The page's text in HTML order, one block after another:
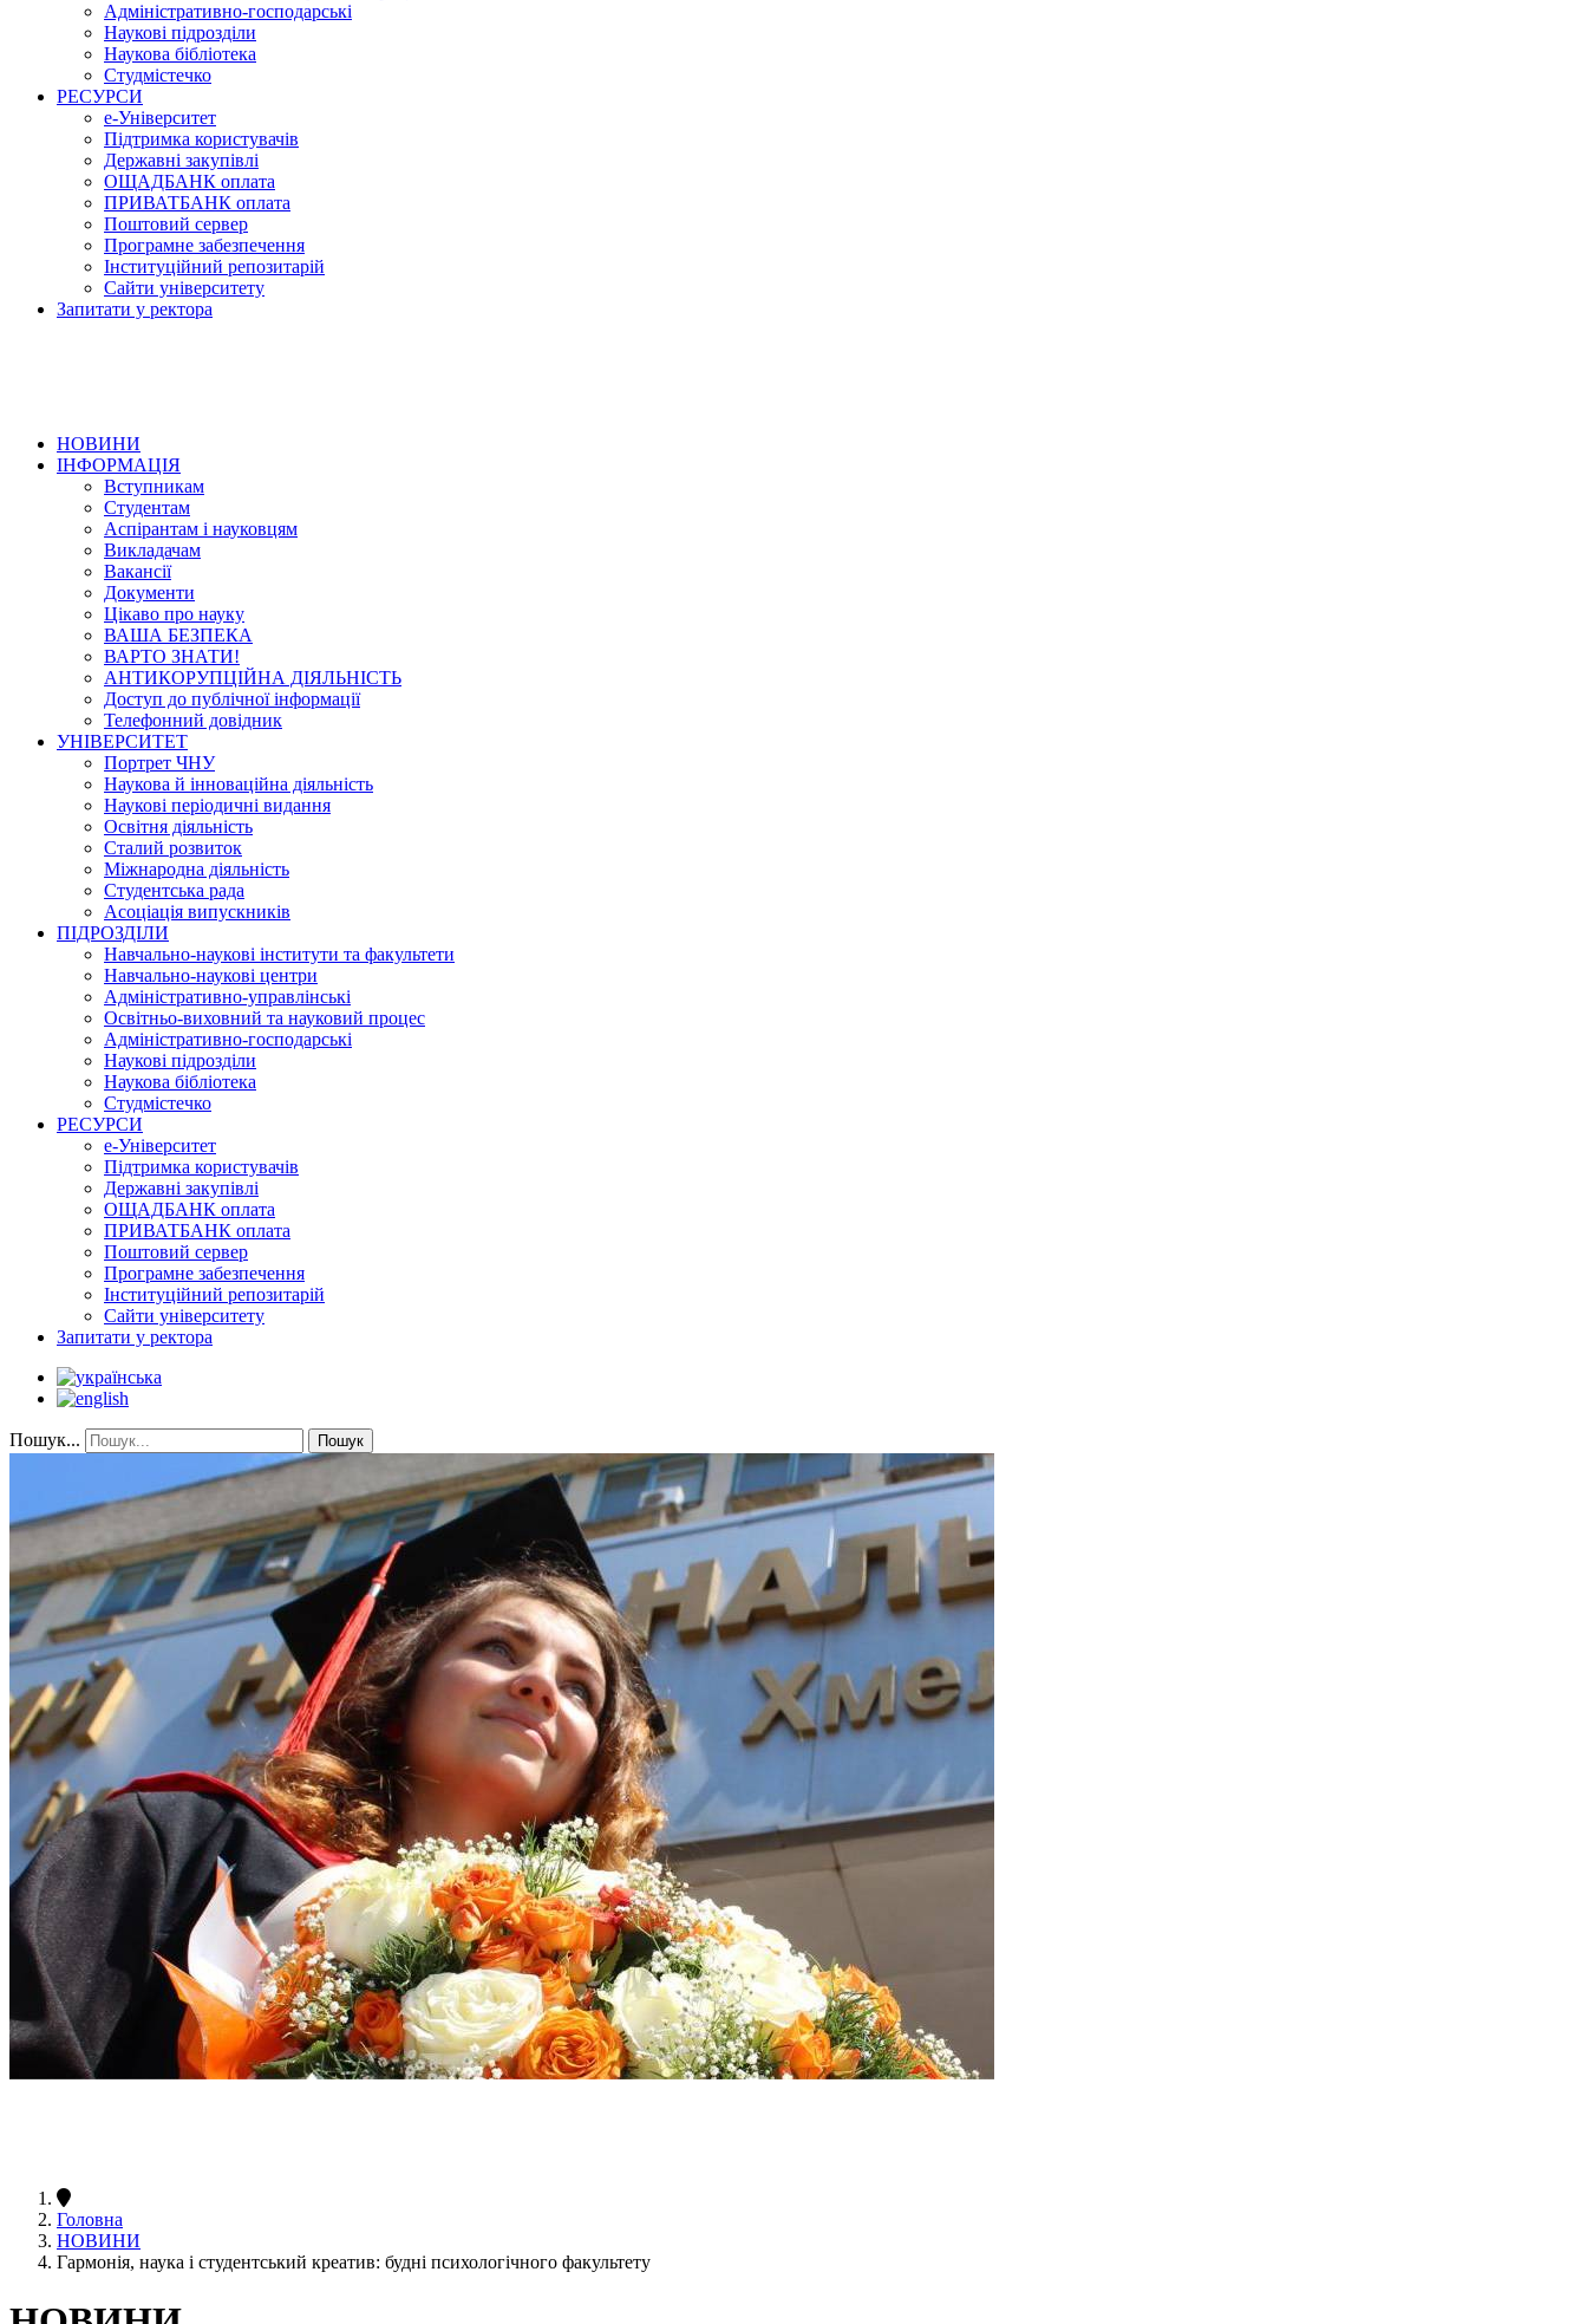
Адміністративно-господарські
Наукові підрозділи
Наукова бібліотека
Студмістечко
РЕСУРСИ
е-Університет
Підтримка користувачів
Державні закупівлі
ОЩАДБАНК оплата
ПРИВАТБАНК оплата
Поштовий сервер
Програмне забезпечення
Інституційний репозитарій
Сайти університету
Запитати у ректора
НОВИНИ
ІНФОРМАЦІЯ
Вступникам
Студентам
Аспірантам і науковцям
Викладачам
Вакансії
Документи
Цікаво про науку
ВАША БЕЗПЕКА
ВАРТО ЗНАТИ!
АНТИКОРУПЦІЙНА ДІЯЛЬНІСТЬ
Доступ до публічної інформації
Телефонний довідник
УНІВЕРСИТЕТ
Портрет ЧНУ
Наукова й інноваційна діяльність
Наукові періодичні видання
Освітня діяльність
Сталий розвиток
Міжнародна діяльність
Студентська рада
Асоціація випускників
ПІДРОЗДІЛИ
Навчально-наукові інститути та факультети
Навчально-наукові центри
Адміністративно-управлінські
Освітньо-виховний та науковий процес
Адміністративно-господарські
Наукові підрозділи
Наукова бібліотека
Студмістечко
РЕСУРСИ
е-Університет
Підтримка користувачів
Державні закупівлі
ОЩАДБАНК оплата
ПРИВАТБАНК оплата
Поштовий сервер
Програмне забезпечення
Інституційний репозитарій
Сайти університету
Запитати у ректора
Пошук... Пошук
Головна
НОВИНИ
Гармонія, наука і студентський креатив: будні психологічного факультету